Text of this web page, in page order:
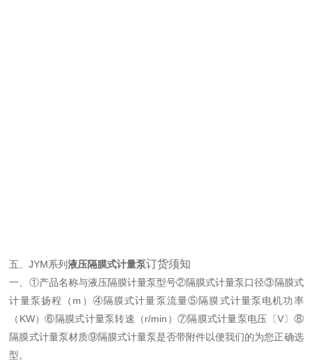
五、JYM系列液压隔膜式计量泵订货须知
一、①产品名称与液压隔膜计量泵型号②隔膜式计量泵口径③隔膜式
计量泵扬程（m）④隔膜式计量泵流量⑤隔膜式计量泵电机功率
（KW）⑥隔膜式计量泵转速（r/min）⑦隔膜式计量泵电压〔V〕⑧
隔膜式计量泵材质⑨隔膜式计量泵是否带附件以便我们的为您正确选
型。